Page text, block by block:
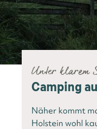
Unter klarem
Camping
Näher kommt
Holstein wohl